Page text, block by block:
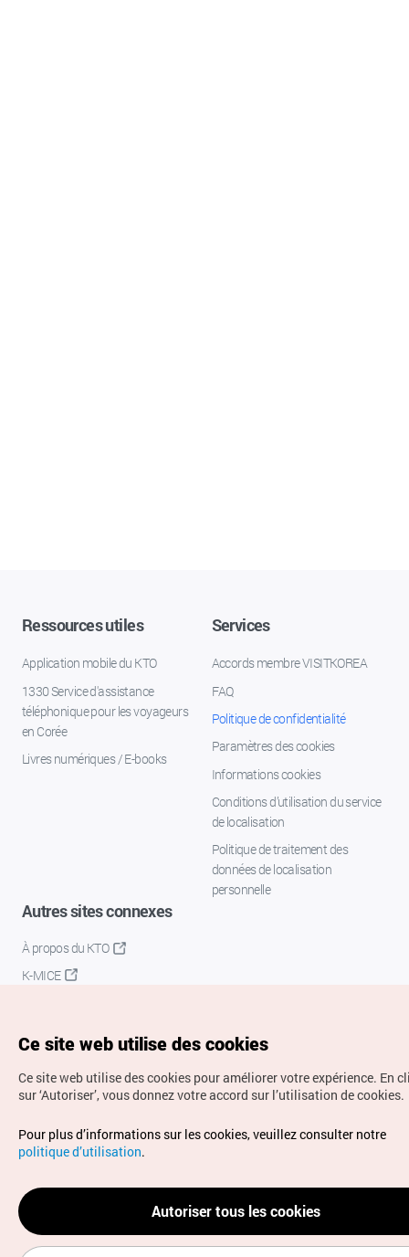
Ressources utiles
Application mobile du KTO
1330 Service d'assistance
téléphonique pour les voyageurs
en Corée
Livres numériques / E-books
Services
Accords membre VISITKOREA
FAQ
Politique de confidentialité
Paramètres des cookies
Informations cookies
Conditions d’utilisation du service
de localisation
Politique de traitement des
données de localisation
personnelle
Autres sites connexes
À propos du KTO
K-MICE
Droits d’auteur (c) Office National du Tourisme en Corée.
Tous droits réservés.
Pour les rapports d'erreurs et demandes de renseignements,
adressez vos demandes à
info.ontc@gmail.com
Ce site web utilise des cookies
Ce site web utilise des cookies pour améliorer votre expérience. En
sur ‘Autoriser’, vous donnez votre accord sur l’utilisation de cookies.
Pour plus d’informations sur les cookies, veuillez consulter notre
politique d’utilisation.
Autoriser tous les cookies